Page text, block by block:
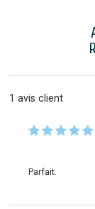
1 avis client
Parfait.